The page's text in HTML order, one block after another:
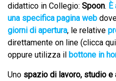
didattico in Collegio: Spoon. È
una specifica pagina web
giorni di apertura, le relative
direttamente on line (clicca
oppure utilizza il bottone in
Uno spazio di lavoro, studio e